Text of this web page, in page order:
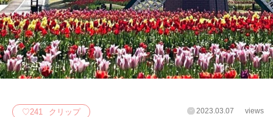
♡241 クリップ 2023.03.07 views